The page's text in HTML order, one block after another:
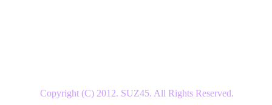
Copyright (C) 2012. SUZ45. All Rights Reserved.